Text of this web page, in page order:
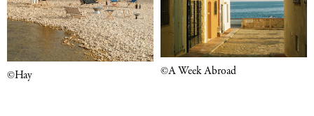
©Hay ©A Week Abroad